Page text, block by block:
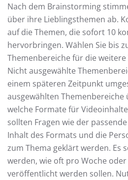
Nach dem Brainstorming
über ihre Lieblingsthemen ab.
auf die Themen, die sofort 10
hervorbringen. Wählen Sie bis
Themenbereiche für die
Nicht ausgewählte
einem späteren Zeitpunkt
ausgewählten Themenbereiche
welche Formate für
sollten Fragen wie der
Inhalt des Formats und die
zum Thema geklärt werden. Es
werden, wie oft pro Woche
veröffentlicht werden sollen.